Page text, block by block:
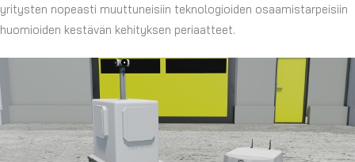
yritysten nopeasti muuttuneisiin teknologioiden osaamistarpeisiin
huomioiden kestävän kehityksen periaatteet.